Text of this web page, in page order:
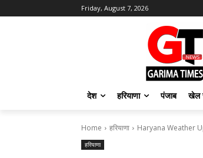
Friday, August 7, 2026
देश हरियाणा पंजाब खेल
Home हरियाणा Haryana Weather
हरियाणा